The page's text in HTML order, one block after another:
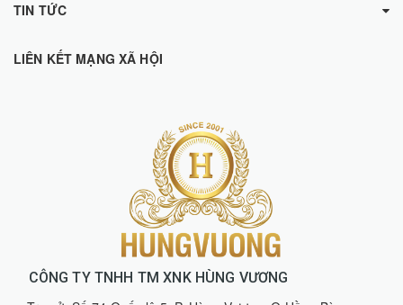
TIN TỨC
LIÊN KẾT MẠNG XÃ HỘI
CÔNG TY TNHH TM XNK HÙNG VƯƠNG